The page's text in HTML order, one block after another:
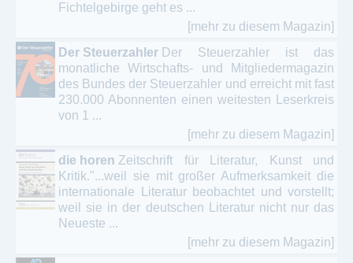
Fichtelgebirge geht es ...
[mehr zu diesem Magazin]
Der Steuerzahler Der Steuerzahler ist das
monatliche Wirtschafts- und Mitgliedermagazin
des Bundes der Steuerzahler und erreicht mit fast
230.000 Abonnenten einen weitesten Leserkreis
von 1 ...
[mehr zu diesem Magazin]
die horen Zeitschrift für Literatur, Kunst und
Kritik."...weil sie mit großer Aufmerksamkeit die
internationale Literatur beobachtet und vorstellt;
weil sie in der deutschen Literatur nicht nur das
Neueste ...
[mehr zu diesem Magazin]